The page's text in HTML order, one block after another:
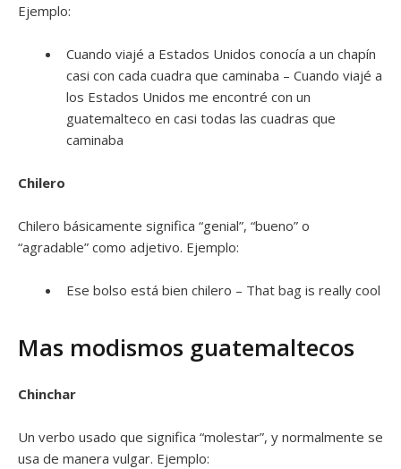
Ejemplo:
Cuando viajé a Estados Unidos conocía a un chapín
casi con cada cuadra que caminaba – Cuando viajé a
los Estados Unidos me encontré con un
guatemalteco en casi todas las cuadras que
caminaba
Chilero
Chilero básicamente significa “genial”, “bueno” o
“agradable” como adjetivo. Ejemplo:
Ese bolso está bien chilero – That bag is really cool
Mas modismos guatemaltecos
Chinchar
Un verbo usado que significa “molestar”, y normalmente se
usa de manera vulgar. Ejemplo: